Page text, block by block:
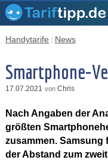
Handytarife : News
Smartphone-
17.07.2021 von Chris
Nach Angaben der
größten
zusammen. Samsung
der Abstand zum